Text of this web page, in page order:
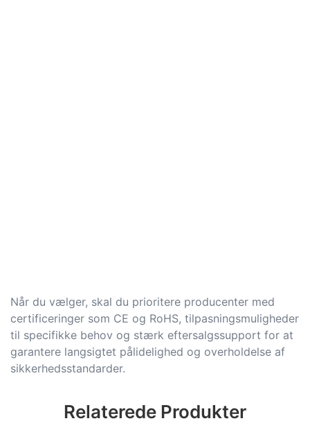
Når du vælger, skal du prioritere producenter med
certificeringer som CE og RoHS, tilpasningsmuligheder
til specifikke behov og stærk eftersalgssupport for at
garantere langsigtet pålidelighed og overholdelse af
sikkerhedsstandarder.
Relaterede Produkter